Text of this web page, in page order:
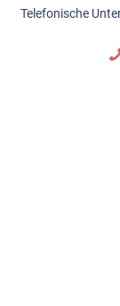
Telefonische